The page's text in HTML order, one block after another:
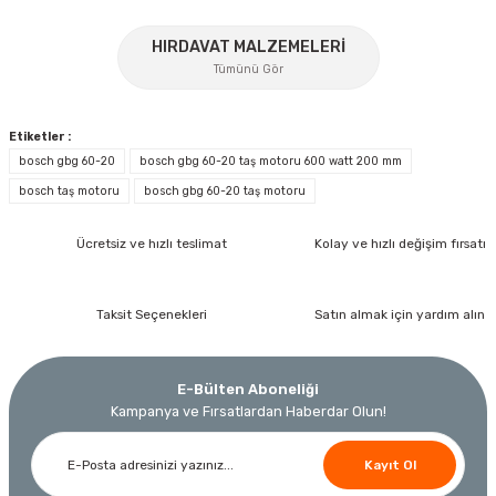
Gönder
İzeltaş
9.791,76 TL
%45
Bosch Ölçme
Ücretsiz Nakliye
3.000,00 TL
Demiriz DCP-3 Bakır Boru Kaynak Makinesi 3 kVA
Ücretsiz Nakliye
HIRDAVAT MALZEMELERİ
Tümünü Gör
Nora Mıknatıslı Su Terazisi 40 Cm
Ücretsiz Nakliye
Etiketler :
bosch gbg 60-20
bosch gbg 60-20 taş motoru 600 watt 200 mm
bosch taş motoru bosch gbg 60-20 taş motoru
Ücretsiz ve hızlı teslimat Kolay ve hızlı değişim fırsatı
Taksit Seçenekleri Satın almak için yardım alın
E-Bülten Aboneliği
Kampanya ve Fırsatlardan Haberdar Olun!
Kayıt Ol